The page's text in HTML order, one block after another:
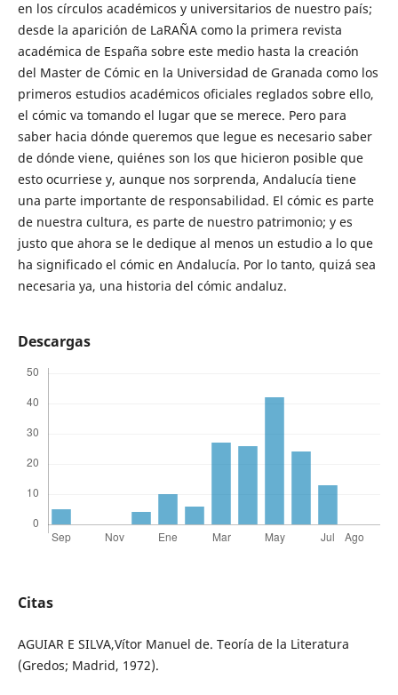
en los círculos académicos y universitarios de nuestro país;
desde la aparición de LaRAÑA como la primera revista
académica de España sobre este medio hasta la creación
del Master de Cómic en la Universidad de Granada como los
primeros estudios académicos oficiales reglados sobre ello,
el cómic va tomando el lugar que se merece. Pero para
saber hacia dónde queremos que legue es necesario saber
de dónde viene, quiénes son los que hicieron posible que
esto ocurriese y, aunque nos sorprenda, Andalucía tiene
una parte importante de responsabilidad. El cómic es parte
de nuestra cultura, es parte de nuestro patrimonio; y es
justo que ahora se le dedique al menos un estudio a lo que
ha significado el cómic en Andalucía. Por lo tanto, quizá sea
necesaria ya, una historia del cómic andaluz.
Descargas
Citas
AGUIAR E SILVA,Vítor Manuel de. Teoría de la Literatura
(Gredos; Madrid, 1972).